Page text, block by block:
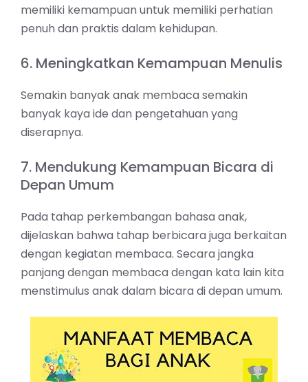
memiliki kemampuan untuk memiliki perhatian
penuh dan praktis dalam kehidupan.
6. Meningkatkan Kemampuan Menulis
Semakin banyak anak membaca semakin
banyak kaya ide dan pengetahuan yang
diserapnya.
7. Mendukung Kemampuan Bicara di
Depan Umum
Pada tahap perkembangan bahasa anak,
dijelaskan bahwa tahap berbicara juga berkaitan
dengan kegiatan membaca. Secara jangka
panjang dengan membaca dengan kata lain kita
menstimulus anak dalam bicara di depan umum.